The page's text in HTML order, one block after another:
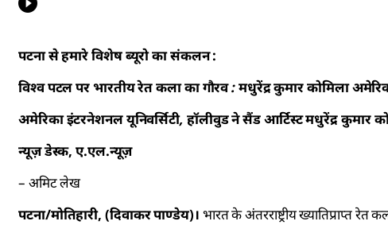
पटना से हमारे विशेष ब्यूरो का संकलन :
विश्व पटल पर भारतीय रेत कला का गौरव : मधुरेंद्र कुमार कोमिला
अमेरिका इंटरनेशनल यूनिवर्सिटी, हॉलीवुड ने सैंड आर्टिस्ट मधुरेंद्र कुमार
न्यूज़ डेस्क, ए.एल.न्यूज़
– अमिट लेख
पटना/मोतिहारी, (दिवाकर पाण्डेय)। भारत के अंतरराष्ट्रीय ख्यातिप्राप्त रेत